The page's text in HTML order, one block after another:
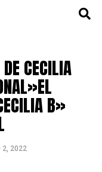
CECILIA
B»
2, 2022